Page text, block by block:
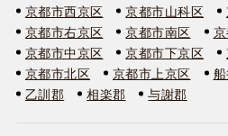
京都市西京区
京都市山科区
京都市右京区
京都市南区
京都市中京区
京都市下京区
京都市北区
京都市上京区
乙訓郡
相楽郡 与謝郡